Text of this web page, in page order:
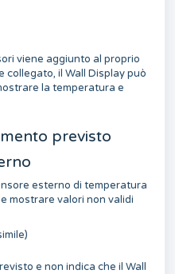
viene aggiunto al proprio
il Wall Display può
la temperatura e
previsto
esterno di temperatura
mostrare valori non validi
e non indica che il Wall